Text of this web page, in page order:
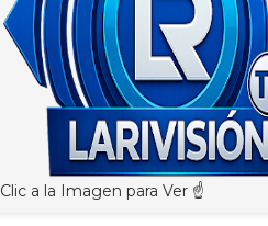
Clic a la Imagen para Ver ☝️